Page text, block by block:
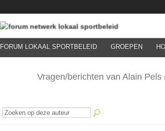
FORUM LOKAAL SPORTBELEID GROEPEN
Vragen/berichten van Alain Pels